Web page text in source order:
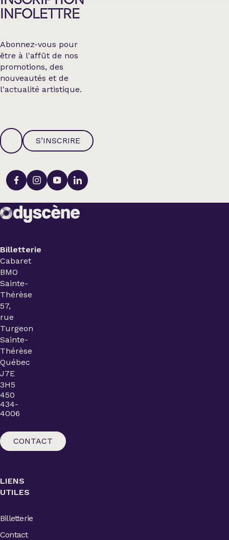
INFOLETTRE
Abonnez-vous pour
être à l'affût de nos
promotions, des
nouveautés et de
l'actualité artistique.
S’INSCRIRE
Billetterie
Cabaret
BMO
Sainte-
Thérèse
57,
rue
Turgeon
Sainte-
Thérèse
Québec
J7E
3H5
450
434-
4006
CONTACT
LIENS
UTILES
Billetterie
Contact